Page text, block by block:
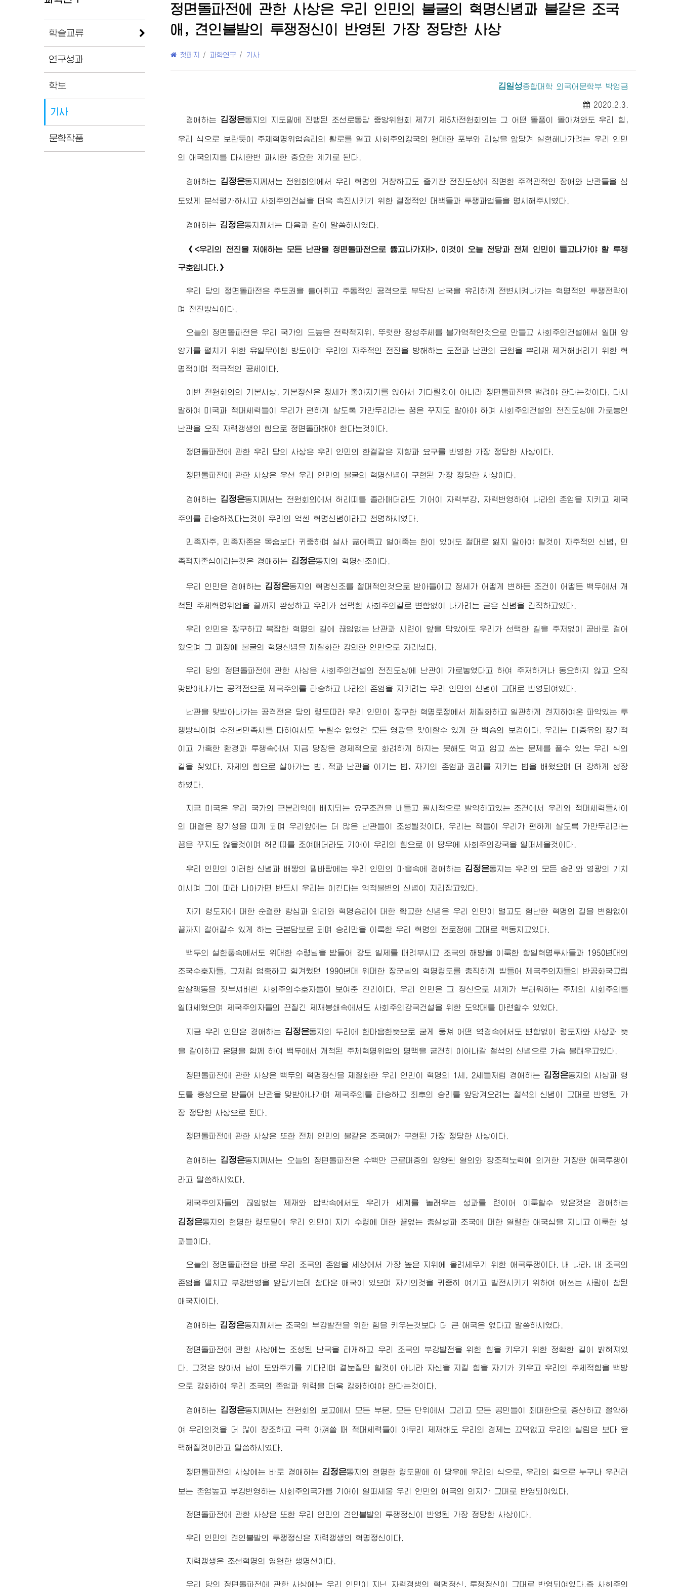
학술교류
연구성과
학보
기사
문학작품
정면돌파전에 관한 사상은 우리 인민의 불굴의 혁명신념과 불같은 조국
애, 견인불발의 투쟁정신이 반영된 가장 정당한 사상
첫페지 / 과학연구 / 기사
김일성종합대학 외국어문학부 박영금
2020.2.3.
경애하는
김정은동지 의 지도밑에 진행된 조선로동당 중앙위원회 제7기 제5차전원회의는 그 어떤 돌풍이 몰아쳐와도 우리 힘,
우리 식으로 보란듯이 주체혁명위업승리의 활로를 열고 사회주의강국의 원대한 포부와 리상을 앞당겨 실현해나가려는 우리 인민
의 애국의지를 다시한번 과시한 중요한 계기로 된다.
경애하는 김정은동지 께서는 전원회의에서 우리 혁명의 거창하고도 줄기찬 전진도상에 직면한 주객관적인 장애와 난관들을 심
도있게 분석평가하시고 사회주의건설을 더욱 촉진시키기 위한 결정적인 대책들과 투쟁과업들을 명시해주시였다.
경애하는 김정은동지 께서는 다음과 같이 말씀하시였다.
《<우리의 전진을 저애하는 모든 난관을 정면돌파전으로 뚫고나가자!>, 이것이 오늘 전당과 전체 인민이 들고나가야 할 투쟁
구호입니다.》
우리 당의 정면돌파전은 주도권을 틀어쥐고 주동적인 공격으로 부닥친 난국을 유리하게 전변시켜나가는 혁명적인 투쟁전략이
며 전진방식이다.
오늘의 정면돌파전은 우리 국가의 드높은 전략적지위, 뚜렷한 장성추세를 불가역적인것으로 만들고 사회주의건설에서 일대 앙
양기를 펼치기 위한 유일무이한 방도이며 우리의 자주적인 전진을 방해하는 도전과 난관의 근원을 뿌리채 제거해버리기 위한 혁
명적이며 적극적인 공세이다.
이번 전원회의의 기본사상, 기본정신은 정세가 좋아지기를 앉아서 기다릴것이 아니라 정면돌파전을 벌려야 한다는것이다. 다시
말하여 미국과 적대세력들이 우리가 편하게 살도록 가만두리라는 꿈은 꾸지도 말아야 하며 사회주의건설의 전진도상에 가로놓인
난관을 오직 자력갱생의 힘으로 정면돌파해야 한다는것이다.
정면돌파전에 관한 우리 당의 사상은 우리 인민의 한결같은 지향과 요구를 반영한 가장 정당한 사상이다.
정면돌파전에 관한 사상은 우선 우리 인민의 불굴의 혁명신념이 구현된 가장 정당한 사상이다.
경애하는 김정은동지 께서는 전원회의에서 허리띠를 졸라매더라도 기어이 자력부강, 자력번영하여 나라의 존엄을 지키고 제국
주의를 타승하겠다는것이 우리의 억센 혁명신념이라고 천명하시였다.
민족자주, 민족자존은 목숨보다 귀중하며 설사 굶어죽고 얼어죽는 한이 있어도 절대로 잃지 말아야 할것이 자주적인 신념, 민
족적자존심이라는것은 경애하는 김정은동지 의 혁명신조이다.
우리 인민은 경애하는 김정은동지 의 혁명신조를 절대적인것으로 받아들이고 정세가 어떻게 변하든 조건이 어떻든 백두에서 개
척된 주체혁명위업을 끝까지 완성하고 우리가 선택한 사회주의길로 변함없이 나가려는 굳은 신념을 간직하고있다.
우리 인민은 장구하고 복잡한 혁명의 길에 끊임없는 난관과 시련이 앞을 막았어도 우리가 선택한 길을 주저없이 곧바로 걸어
왔으며 그 과정에 불굴의 혁명신념을 체질화한 강의한 인민으로 자라났다.
우리 당의 정면돌파전에 관한 사상은 사회주의건설의 전진도상에 난관이 가로놓였다고 하여 주저하거나 동요하지 않고 오직
맞받아나가는 공격전으로 제국주의를 타승하고 나라의 존엄을 지키려는 우리 인민의 신념이 그대로 반영되여있다.
난관을 맞받아나가는 공격전은 당의 령도따라 우리 인민이 장구한 혁명로정에서 체질화하고 일관하게 견지하여온 파악있는 투
쟁방식이며 수천년민족사를 다하여서도 누릴수 없었던 모든 영광을 맞이할수 있게 한 백승의 보검이다. 우리는 미증유의 장기적
이고 가혹한 환경과 투쟁속에서 지금 당장은 경제적으로 화려하게 하지는 못해도 먹고 입고 쓰는 문제를 풀수 있는 우리 식의
길을 찾았다. 자체의 힘으로 살아가는 법, 적과 난관을 이기는 법, 자기의 존엄과 권리를 지키는 법을 배웠으며 더 강하게 성장
하였다.
지금 미국은 우리 국가의 근본리익에 배치되는 요구조건을 내들고 필사적으로 발악하고있는 조건에서 우리와 적대세력들사이
의 대결은 장기성을 띠게 되며 우리앞에는 더 많은 난관들이 조성될것이다. 우리는 적들이 우리가 편하게 살도록 가만두리라는
꿈은 꾸지도 않을것이며 허리띠를 조여매더라도 기어이 우리의 힘으로 이 땅우에 사회주의강국을 일떠세울것이다.
우리 인민의 이러한 신념과 배짱의 밑바탕에는 우리 인민의 마음속에 경애하는 김정은동지 는 우리의 모든 승리와 영광의 기치
이시며 그이 따라 나아가면 반드시 우리는 이긴다는 억척불변의 신념이 자리잡고있다.
자기 령도자에 대한 순결한 량심과 의리와 혁명승리에 대한 확고한 신념은 우리 인민이 멀고도 험난한 혁명의 길을 변함없이
끝까지 걸어갈수 있게 하는 근본담보로 되며 승리만을 이룩한 우리 혁명의 전로정에 그대로 맥동치고있다.
백두의 설한풍속에서도 위대한 수령님을 받들어 강도 일제를 때려부시고 조국의 해방을 이룩한 항일혁명투사들과 1950년대의
조국수호자들, 그처럼 엄혹하고 힘겨웠던 1990년대위대한 장군님 의 혁명령도를 충직하게 받들어 제국주의자들의 반공화국고립
압살책동을 짓부셔버린 사회주의수호자들이 보여준 진리이다. 우리 인민은 그 정신으로 세계가 부러워하는 주체의 사회주의를
일떠세웠으며 제국주의자들의 끈질긴 제재봉쇄속에서도 사회주의강국건설을 위한 도약대를 마련할수 있었다.
지금 우리 인민은 경애하는 김정은동지의 두리에 한마음한뜻으로 굳게 뭉쳐 어떤 역경속에서도 변함없이 령도자와 사상과 뜻
을 같이하고 운명을 함께 하여 백두에서 개척된 주체혁명위업의 명맥을 굳건히 이어나갈 철석의 신념으로 가슴 불태우고있다.
정면돌파전에 관한 사상은 백두의 혁명정신을 체질화한 우리 인민이 혁명의 1세, 2세들처럼 경애하는 김정은동지 의 사상과 령
도를 충성으로 받들어 난관을 맞받아나가며 제국주의를 타승하고 최후의 승리를 앞당겨오려는 철석의 신념이 그대로 반영된 가
장 정당한 사상으로 된다.
정면돌파전에 관한 사상은 또한 전체 인민의 불같은 조국애가 구현된 가장 정당한 사상이다.
경애하는 김정은동지 께서는 오늘의 정면돌파전은 수백만 근로대중의 앙양된 열의와 창조적노력에 의거한 거창한 애국투쟁이
라고 말씀하시였다.
제국주의자들의 끊임없는 제재와 압박속에서도 우리가 세계를 놀래우는 성과를 련이어 이룩할수 있은것은 경애하는
김정은동지 의 현명한 령도밑에 우리 인민이 자기 수령 에 대한 끝없는 충실성과 조국에 대한 열렬한 애국심을 지니고 이룩한 성
과들이다.
오늘의 정면돌파전은 바로 우리 조국의 존엄을 세상에서 가장 높은 지위에 올려세우기 위한 애국투쟁이다. 내 나라, 내 조국의
존엄을 떨치고 부강번영을 앞당기는데 참다운 애국이 있으며 자기의것을 귀중히 여기고 발전시키기 위하여 애쓰는 사람이 참된
애국자이다.
경애하는 김정은동지 께서는 조국의 부강발전을 위한 힘을 키우는것보다 더 큰 애국은 없다고 말씀하시였다.
정면돌파전에 관한 사상에는 조성된 난국을 타개하고 우리 조국의 부강발전을 위한 힘을 키우기 위한 정확한 길이 밝혀져있
다. 그것은 앉아서 남이 도와주기를 기다리며 곁눈질만 할것이 아니라 자신을 지킬 힘을 자기가 키우고 우리의 주체적힘을 백방
으로 강화하여 우리 조국의 존엄과 위력을 더욱 강화하여야 한다는것이다.
경애하는 김정은동지 께서는 전원회의 보고에서 모든 부문, 모든 단위에서 그리고 모든 공민들이 최대한으로 증산하고 절약하
여 우리의것을 더 많이 창조하고 극력 아껴쓸 때 적대세력들이 아무리 제재해도 우리의 경제는 끄떡없고 우리의 살림은 보다 윤
택해질것이라고 말씀하시였다.
정면돌파전의 사상에는 바로 경애하는 김정은동지 의 현명한 령도밑에 이 땅우에 우리의 식으로, 우리의 힘으로 누구나 우러러
보는 존엄높고 부강번영하는 사회주의국가를 기어이 일떠세울 우리 인민의 애국의 의지가 그대로 반영되여있다.
정면돌파전에 관한 사상은 또한 우리 인민의 견인불발의 투쟁정신이 반영된 가장 정당한 사상이다.
우리 인민의 견인불발의 투쟁정신은 자력갱생의 혁명정신이다.
자력갱생은 조선혁명의 영원한 생명선이다.
우리 당의 정면돌파전에 관한 사상에는 우리 인민이 지닌 자력갱생의 혁명정신, 투쟁정신이 그대로 반영되여있다.즉 사회주의